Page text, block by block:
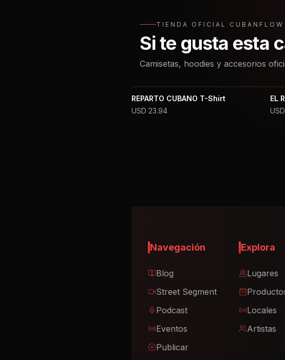
TIENDA OFICIAL CUBANFLOW
Si te gusta esta
Camisetas, hoodies y accesorios
REPARTO CUBANO T-Shirt
USD 23.94
EL
USD
Navegación
Blog
Street Segment
Podcast
Eventos
Publicar
Explora
Lugares
Locales
Artistas